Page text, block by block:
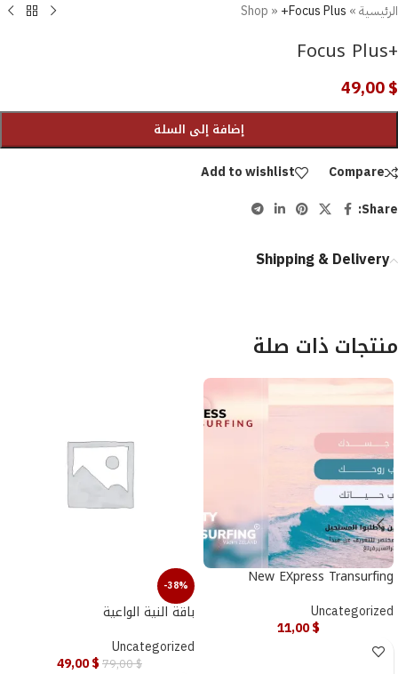
الرئيسية»
Shop » +Focus Plus
+Focus Plus
49,00$
إضافة إلى السلة
Compare
Add to wishlist
Share:
Shipping & Delivery
منتجات ذات صلة
New EXpress Transurfing
Uncategorized
11,00$
-38%
باقة النية الواعية
Uncategorized
79,00$
49,00$